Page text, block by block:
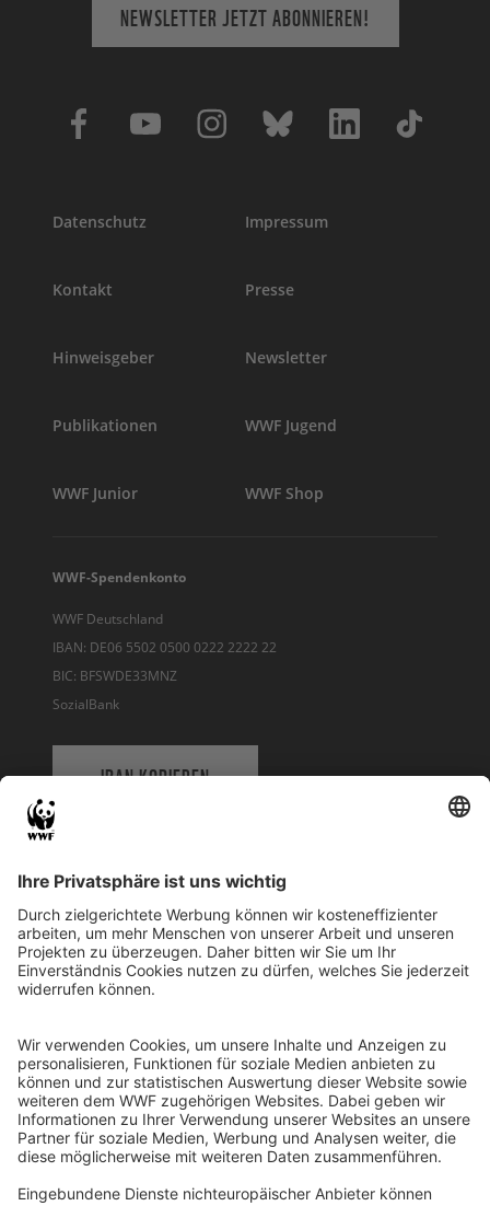
NEWSLETTER JETZT ABONNIEREN!
Datenschutz Impressum
Kontakt Presse
Hinweisgeber Newsletter
Publikationen WWF Jugend
WWF Junior WWF Shop
WWF-Spendenkonto
WWF Deutschland
IBAN: DE06 5502 0500 0222 2222 22
BIC: BFSWDE33MNZ
SozialBank
IBAN KOPIEREN
WWF Deutschland
Reinhardtstr. 18
10117 Berlin
Ihre Spende kann steuerlich geltend gemacht werden
Registriert als Stiftung WWF Deutschland, Senatsverwaltung für
Justiz Berlin, Az: 3416/976/2
Umsatzsteuer-Identifikationsnummer: DE 114236103
Freistellungsbescheid: Als gemeinnützige Körperschaft befreit